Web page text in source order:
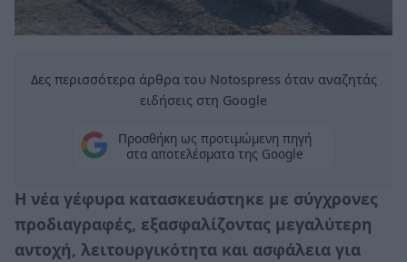
Δες περισσότερα άρθρα του Notospress όταν αναζητάς
ειδήσεις στη Google
Προσθήκη ως προτιμώμενη πηγή
στα αποτελέσματα της Google
Η νέα γέφυρα κατασκευάστηκε με σύγχρονες
προδιαγραφές, εξασφαλίζοντας μεγαλύτερη
αντοχή, λειτουργικότητα και ασφάλεια για